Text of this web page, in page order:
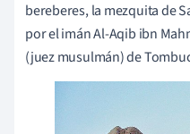
bereberes, la mezquita de
por el imán Al-Aqib ibn
(juez musulmán) de